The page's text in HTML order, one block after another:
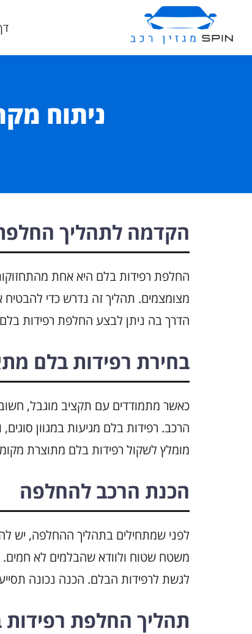
ניתוח
הקדמה לתהליך
החלפת רפידות בלם היא אחת
מצומצמים. תהליך זה נדרש כדי
הדרך בה ניתן לבצע החלפת רפידות בלם
בחירת רפידות בלם
כאשר מתמודדים עם תקציב מוגבל,
הרכב. רפידות בלם מגיעות במגוון
מומלץ לשקול רפידות בלם מתוצרת
הכנת הרכב להחלפה
לפני שמתחילים בתהליך ההחלפה, יש
משטח שטוח ולוודא שהבלמים לא
לגשת לרפידות הבלם. הכנה נכונה
תהליך החלפת רפידות